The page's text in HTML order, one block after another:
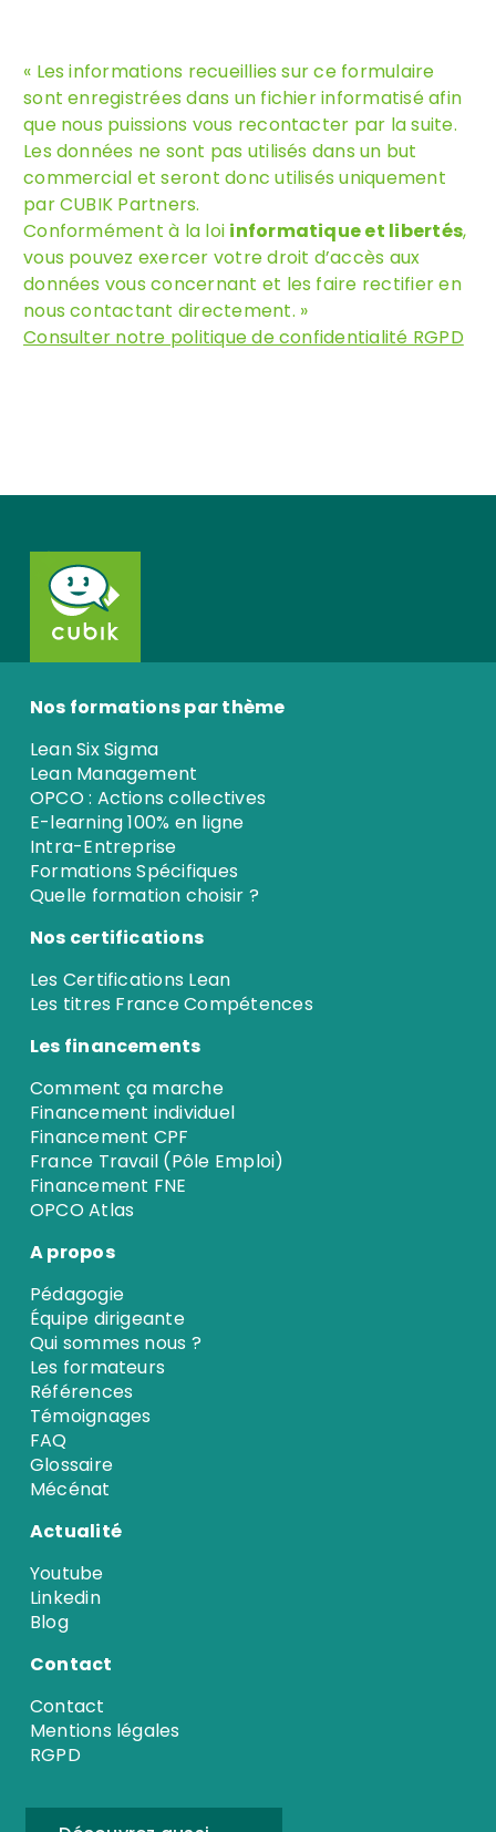
« Les informations recueillies sur ce formulaire
sont enregistrées dans un fichier informatisé afin
que nous puissions vous recontacter par la suite.
Les données ne sont pas utilisés dans un but
commercial et seront donc utilisés uniquement
par CUBIK Partners.
Conformément à la loi informatique et libertés,
vous pouvez exercer votre droit d’accès aux
données vous concernant et les faire rectifier en
nous contactant directement. »
Consulter notre politique de confidentialité RGPD
Nos formations par thème
Lean Six Sigma
Lean Management
OPCO : Actions collectives
E-learning 100% en ligne
Intra-Entreprise
Formations Spécifiques
Quelle formation choisir ?
Nos certifications
Les Certifications Lean
Les titres France Compétences
Les financements
Comment ça marche
Financement individuel
Financement CPF
France Travail (Pôle Emploi)
Financement FNE
OPCO Atlas
A propos
Pédagogie
Équipe dirigeante
Qui sommes nous ?
Les formateurs
Références
Témoignages
FAQ
Glossaire
Mécénat
Actualité
Youtube
Linkedin
Blog
Contact
Contact
Mentions légales
RGPD